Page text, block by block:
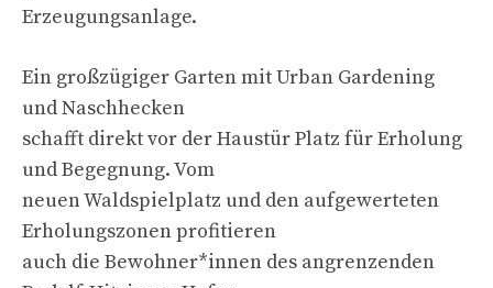
Erzeugungsanlage.
Ein großzügiger Garten mit Urban Gardening
und Naschhecken
schafft direkt vor der Haustür Platz für Erholung
und Begegnung. Vom
neuen Waldspielplatz und den aufgewerteten
Erholungszonen profitieren
auch die Bewohner*innen des angrenzenden